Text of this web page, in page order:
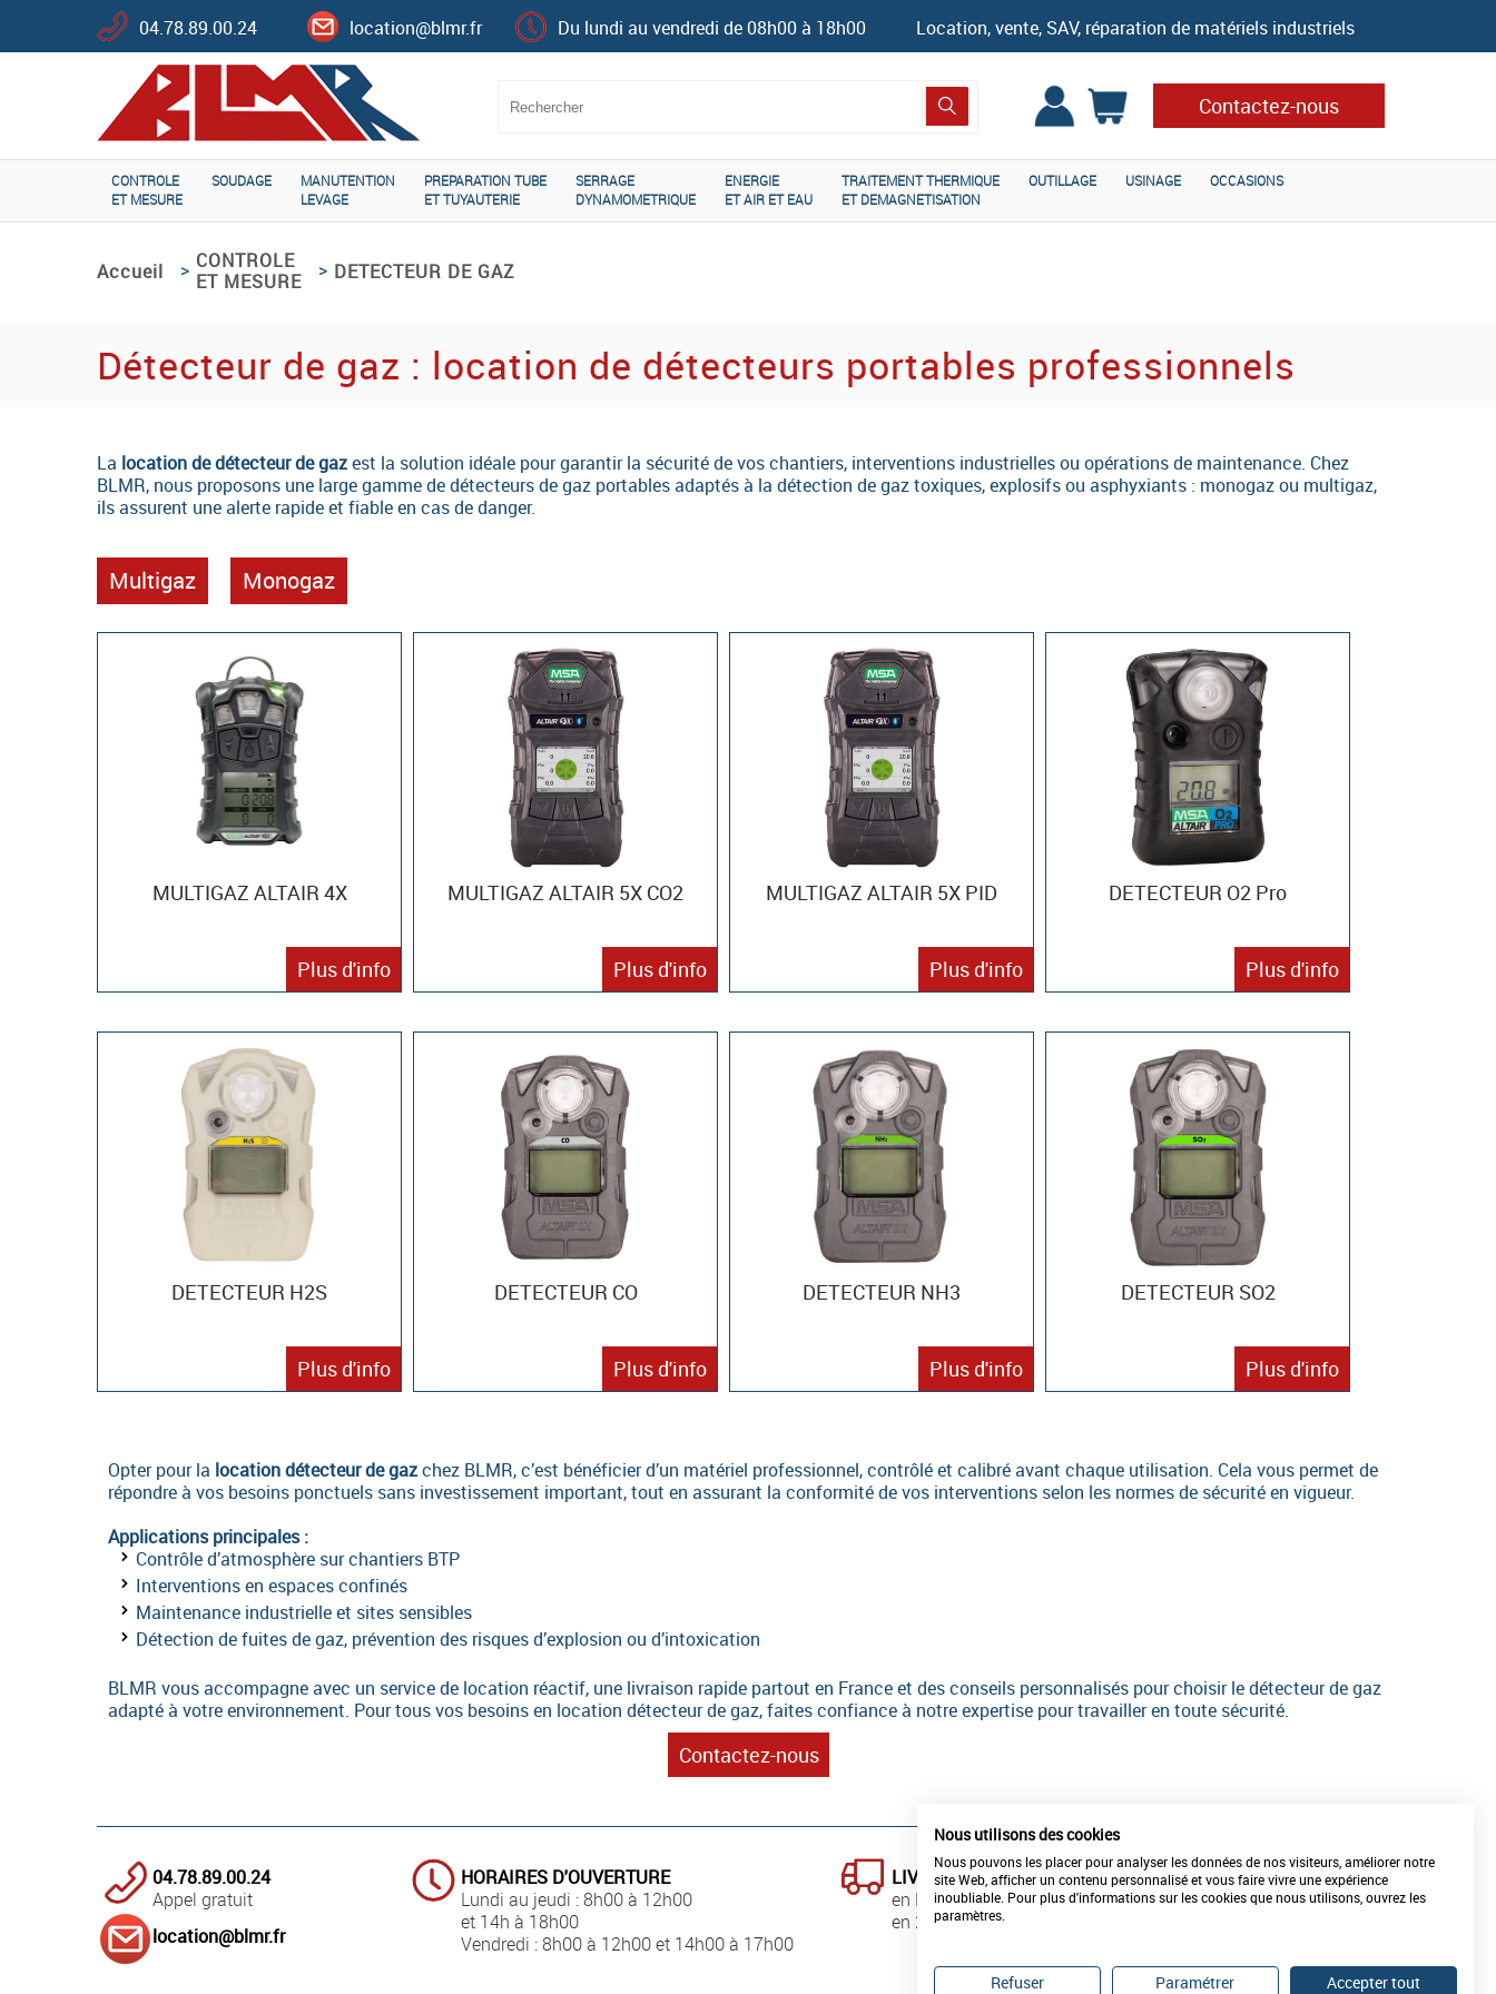
04.78.89.00.24 location@blmr.fr Du lundi au vendredi de 08h00 à 18h00 Location, vente, SAV, réparation de matériels industriels
Contactez-nous
CONTROLE
ET MESURE
SOUDAGE
MANUTENTION
LEVAGE
PREPARATION TUBE
ET TUYAUTERIE
SERRAGE
DYNAMOMETRIQUE
ENERGIE
ET AIR ET EAU
TRAITEMENT THERMIQUE
ET DEMAGNETISATION
OUTILLAGE USINAGE OCCASIONS
Accueil > CONTROLE
ET MESURE
> DETECTEUR DE GAZ
Détecteur de gaz : location de détecteurs portables professionnels
La location de détecteur de gazest la solution idéale pour garantir la sécurité de vos chantiers, interventions industrielles ou opérations de maintenance. Chez
BLMR, nous proposons une large gamme de détecteurs de gaz portables adaptés à la détection de gaz toxiques, explosifs ou asphyxiants : monogaz ou multigaz,
ils assurent une alerte rapide et fiable en cas de danger.
Multigaz Monogaz
MULTIGAZ ALTAIR 4X
Plus d'info
MULTIGAZ ALTAIR 5X CO2
Plus d'info
MULTIGAZ ALTAIR 5X PID
Plus d'info
DETECTEUR O2 Pro
Plus d'info
DETECTEUR H2S
Plus d'info
DETECTEUR CO
Plus d'info
DETECTEUR NH3
Plus d'info
DETECTEUR SO2
Plus d'info
Opter pour la location détecteur de gazchez BLMR, c’est bénéficier d’un matériel professionnel, contrôlé et calibré avant chaque utilisation. Cela vous permet de
répondre à vos besoins ponctuels sans investissement important, tout en assurant la conformité de vos interventions selon les normes de sécurité en vigueur.
Applications principales :
Contrôle d’atmosphère sur chantiers BTP
Interventions en espaces confinés
Maintenance industrielle et sites sensibles
Détection de fuites de gaz, prévention des risques d’explosion ou d’intoxication
BLMR vous accompagne avec un service de location réactif, une livraison rapide partout en France et des conseils personnalisés pour choisir le détecteur de gaz
adapté à votre environnement. Pour tous vos besoins en location détecteur de gaz, faites confiance à notre expertise pour travailler en toute sécurité.
Contactez-nous
04.78.89.00.24
Appel gratuit
location@blmr.fr
HORAIRES D'OUVERTURE
Lundi au jeudi : 8h00 à 12h00
et 14h à 18h00
Vendredi : 8h00 à 12h00 et 14h00 à 17h00
LIVRAISON
en France
en 24h00
REPARATION-ETALONNAGE
de vos matériels
Nous utilisons des cookies
Nous pouvons les placer pour analyser les données de nos visiteurs, améliorer notre
site Web, afficher un contenu personnalisé et vous faire vivre une expérience
inoubliable. Pour plus d'informations sur les cookies que nous utilisons, ouvrez les
paramètres.
Refuser Paramétrer Accepter tout